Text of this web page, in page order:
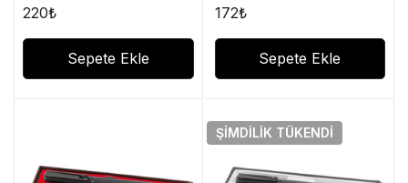
220₺
Sepete Ekle
172₺
Sepete Ekle
ŞIMDILIK TÜKENDI